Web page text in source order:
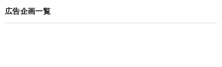
広告企画一覧